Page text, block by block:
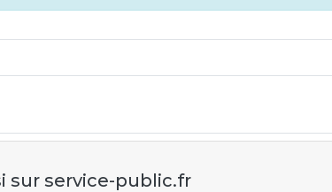
sur service-public.fr